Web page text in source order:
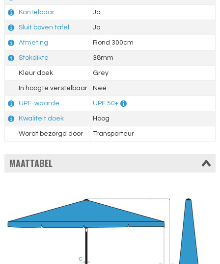
Kantelbaar Ja
Sluit boven tafel Ja
Afmeting Rond 300cm
Stokdikte 38mm
Kleur doek Grey
In hoogte verstelbaar Nee
UPF-waarde UPF 50+
Kwaliteit doek Hoog
Wordt bezorgd door Transporteur
MAATTABEL